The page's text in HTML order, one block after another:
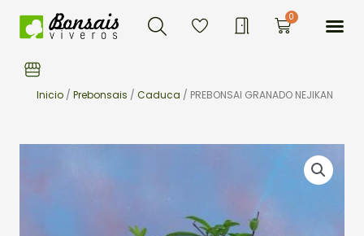
Buscar 0Carrito
Inicio / Prebonsais / Caduca / PREBONSAI GRANADO NEJIKAN